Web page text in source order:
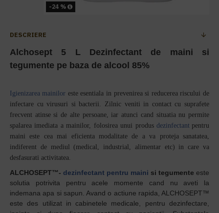
-24 %
DESCRIERE
Alchosept 5 L Dezinfectant de maini si
tegumente pe baza de alcool 85%
Igienizarea mainilor este esentiala in prevenirea si reducerea riscului de
infectare cu virusuri si bacterii. Zilnic veniti in contact cu suprafete
frecvent atinse si de alte persoane, iar atunci cand situatia nu permite
spalarea imediata a mainilor, folosirea unui produs dezinfectant pentru
maini este cea mai eficienta modalitate de a va proteja sanatatea,
indiferent de mediul (medical, industrial, alimentar etc) in care va
desfasurati activitatea.
ALCHOSEPT™- dezinfectant pentru maini si tegumente este
solutia potrivita pentru acele momente cand nu aveti la
indemana apa si sapun. Avand o actiune rapida, ALCHOSEPT™
este des utilizat in cabinetele medicale, pentru dezinfectare,